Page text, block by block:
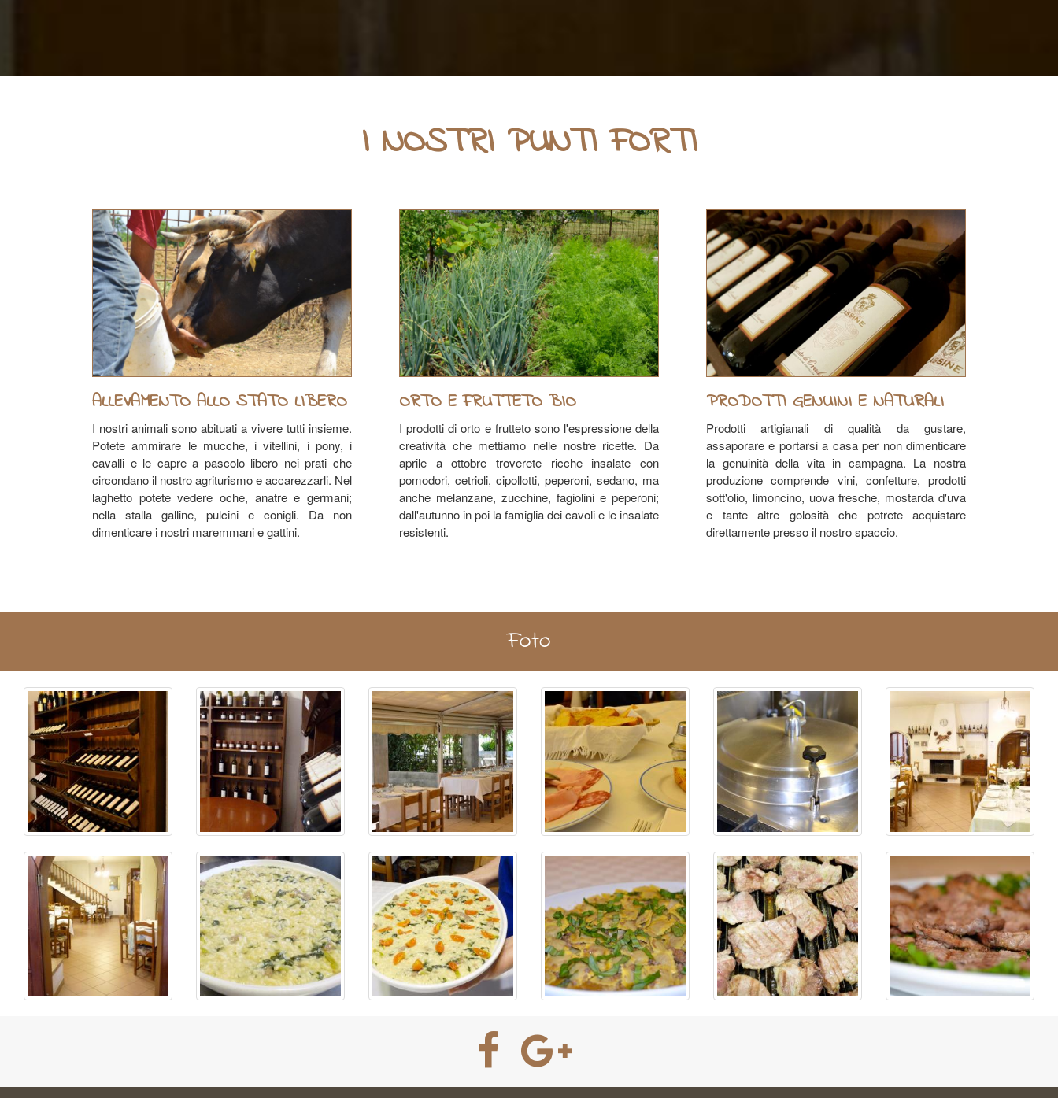
I NOSTRI PUNTI FORTI
ALLEVAMENTO ALLO STATO LIBERO
I nostri animali sono abituati a vivere tutti insieme.
Potete ammirare le mucche, i vitellini, i pony, i
cavalli e le capre a pascolo libero nei prati che
circondano il nostro agriturismo e accarezzarli. Nel
laghetto potete vedere oche, anatre e germani;
nella stalla galline, pulcini e conigli. Da non
dimenticare i nostri maremmani e gattini.
ORTO E FRUTTETO BIO
I prodotti di orto e frutteto sono l'espressione della
creatività che mettiamo nelle nostre ricette. Da
aprile a ottobre troverete ricche insalate con
pomodori, cetrioli, cipollotti, peperoni, sedano, ma
anche melanzane, zucchine, fagiolini e peperoni;
dall'autunno in poi la famiglia dei cavoli e le insalate
resistenti.
PRODOTTI GENUINI E NATURALI
Prodotti artigianali di qualità da gustare,
assaporare e portarsi a casa per non dimenticare
la genuinità della vita in campagna. La nostra
produzione comprende vini, confetture, prodotti
sott'olio, limoncino, uova fresche, mostarda d'uva
e tante altre golosità che potrete acquistare
direttamente presso il nostro spaccio.
Foto